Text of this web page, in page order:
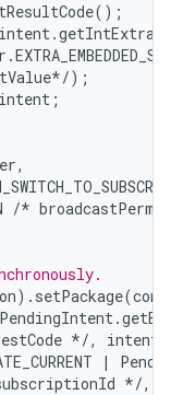
();
intent.getIntExtra
.
*/);
intent ;
,
/*
). setPackage(
PendingIntent.
*/, intent
|
*/,